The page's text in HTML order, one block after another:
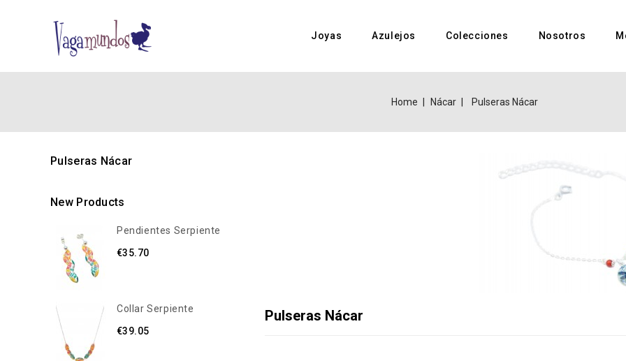
Joyas Azulejos Colecciones Nosotros
Home Nácar Pulseras Nácar
Pulseras Nácar
New Products
Pendientes Serpiente
€35.70
Collar Serpiente
€39.05
Pulseras Nácar